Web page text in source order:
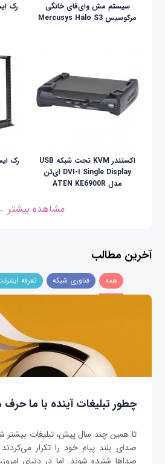
سیستم مش وای‌فای خانگی
مرکوسیس Mercusys Halo S3
اکستندر KVM تحت شبکه USB
DVI-I Single Display ای‌تن
مدل ATEN KE6900R
مشاهده بیشتر
آخرین مطالب
همه فناوری شبکه تعرفه
چطور تبلیغات آینده با ما حرف
تا همین چند سال پیش، تبلیغات بیشتر
صدای بلند پیام خود را تکرار
صداها شنیده شوند. اما در دنیای